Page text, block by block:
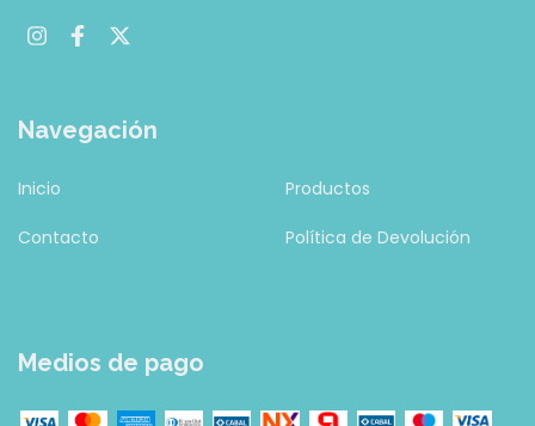
Navegación
Inicio Productos
Contacto Política de Devolución
Medios de pago